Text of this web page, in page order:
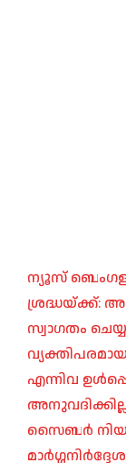
ന്യൂസ്
ശ്രദ്ധയ്ക്ക്:
സ്വാഗതം
എന്നിവ
സൈബർ